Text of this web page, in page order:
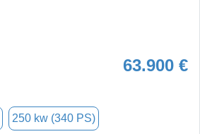
63.900 €
250 kw (340 PS)